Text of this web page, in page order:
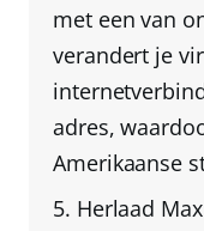
met een van
verandert je
adres,
Amerikaanse
Herlaad Max